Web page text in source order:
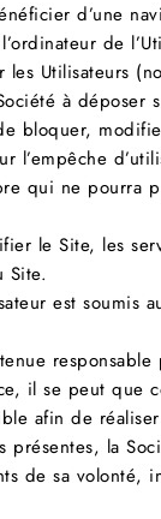
d’une
de
les Utilisateurs
à
bloquer,
l’empêche
qui ne pourra
le Site, les
Site.
est
il se peut
afin de
présentes, la
de sa